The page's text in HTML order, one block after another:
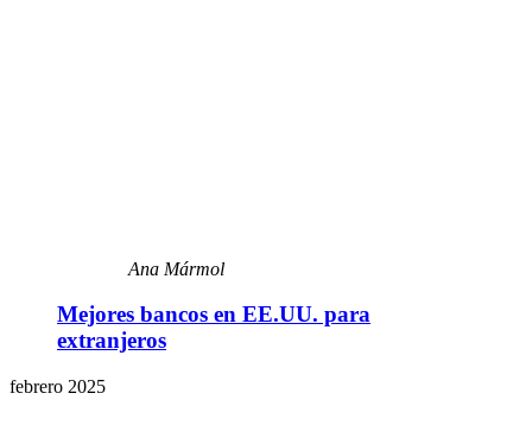
Ana Mármol
Mejores bancos en EE.UU. para
extranjeros
febrero 2025